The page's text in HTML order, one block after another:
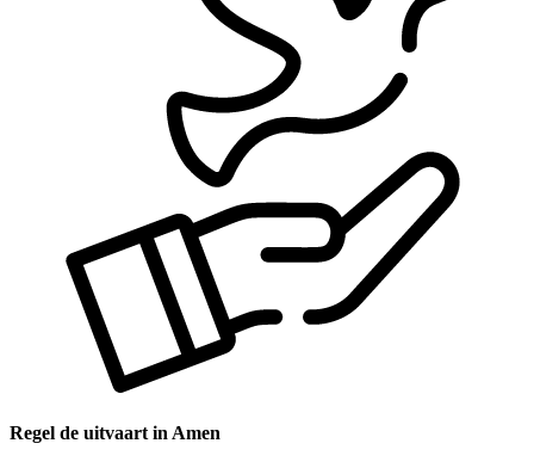
Regel de uitvaart in Amen